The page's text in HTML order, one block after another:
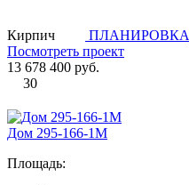
Кирпич
ПЛАНИРОВКА
Посмотреть проект
13 678 400 руб.
30
Дом 295-166-1М
Площадь: